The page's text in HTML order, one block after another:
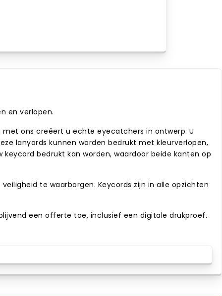
en verlopen.
ons creëert u echte eyecatchers in ontwerp. U
lanyards kunnen worden bedrukt met kleurverlopen,
bedrukt kan worden, waardoor beide kanten op
te waarborgen. Keycords zijn in alle opzichten
een offerte toe, inclusief een digitale drukproef.